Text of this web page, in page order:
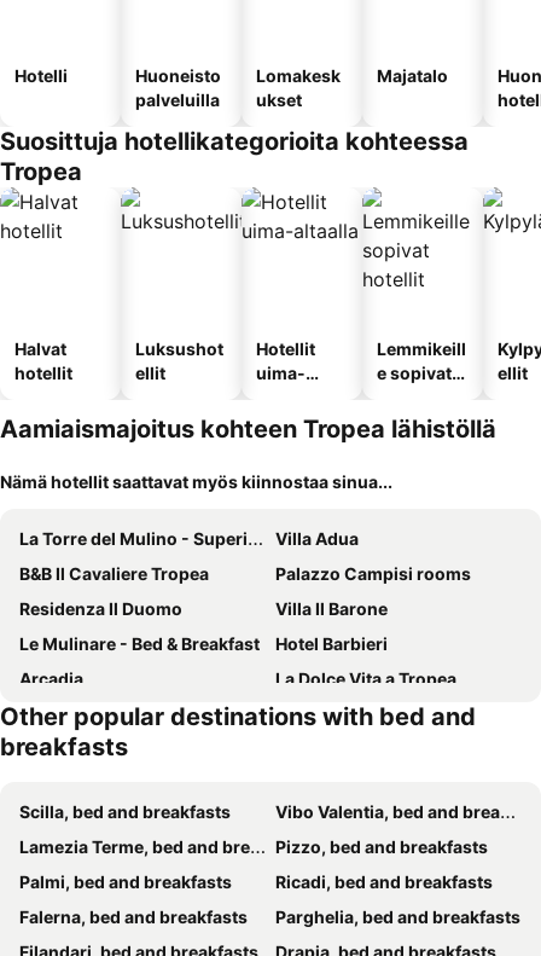
Hotelli
Huoneisto
palveluilla
Lomakesk
ukset
Majatalo
Suosittuja hotellikategorioita kohteessa
Tropea
Halvat
hotellit
Luksushot
ellit
Hotellit
uima-
Lemmikeill
e sopivat
ellit
Aamiaismajoitus kohteen Tropea lähistöllä
Nämä hotellit saattavat myös kiinnostaa sinua...
La Torre del Mulino - Superior Rooms
Villa Adua
B&B Il Cavaliere Tropea
Palazzo Campisi rooms
Residenza Il Duomo
Villa Il Barone
Le Mulinare - Bed & Breakfast
Hotel Barbieri
Arcadia
La Dolce Vita a Tropea
Bed And Breakfast casagalez
PLAZA Boutique Hotel Tropea
Residenza Danidea
Le Twins -Bed and Breakfast
Tropea Luxury & Charm
Rosy And Roby
Tropeacentro
Passo del Cavaliere Tropea
Narcisse
Bed & Breakfast Elisabeth
Residenza Donna Giovanna
Other popular destinations with bed and
breakfasts
Scilla, bed and breakfasts
Vibo Valentia, bed and breakfasts
Lamezia Terme, bed and breakfasts
Pizzo, bed and breakfasts
Palmi, bed and breakfasts
Ricadi, bed and breakfasts
Falerna, bed and breakfasts
Parghelia, bed and breakfasts
Filandari, bed and breakfasts
Drapia, bed and breakfasts